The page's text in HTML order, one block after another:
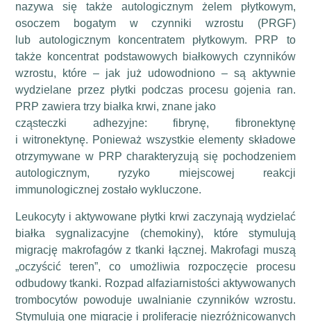
nazywa się także autologicznym żelem płytkowym,
osoczem bogatym w czynniki wzrostu (PRGF)
lub autologicznym koncentratem płytkowym. PRP to
także koncentrat podstawowych białkowych czynników
wzrostu, które – jak już udowodniono – są aktywnie
wydzielane przez płytki podczas procesu gojenia ran.
PRP zawiera trzy białka krwi, znane jako
cząsteczki adhezyjne: fibrynę, fibronektynę
i witronektynę. Ponieważ wszystkie elementy składowe
otrzymywane w PRP charakteryzują się pochodzeniem
autologicznym, ryzyko miejscowej reakcji
immunologicznej zostało wykluczone.
Leukocyty i aktywowane płytki krwi zaczynają wydzielać
białka sygnalizacyjne (chemokiny), które stymulują
migrację makrofagów z tkanki łącznej. Makrofagi muszą
„oczyścić teren”, co umożliwia rozpoczęcie procesu
odbudowy tkanki. Rozpad alfaziarnistości aktywowanych
trombocytów powoduje uwalnianie czynników wzrostu.
Stymulują one migrację i proliferację niezróżnicowanych